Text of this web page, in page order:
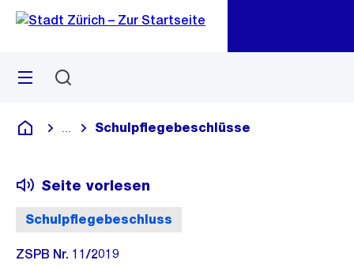
Navigation
Sprunglink
Menü
Deutsch
Blende alle Breadcrumbs ein
Schulpflegebeschlüsse
Schulpflegebeschluss
Seite vorlesen
ZSPB Nr. 11/2019